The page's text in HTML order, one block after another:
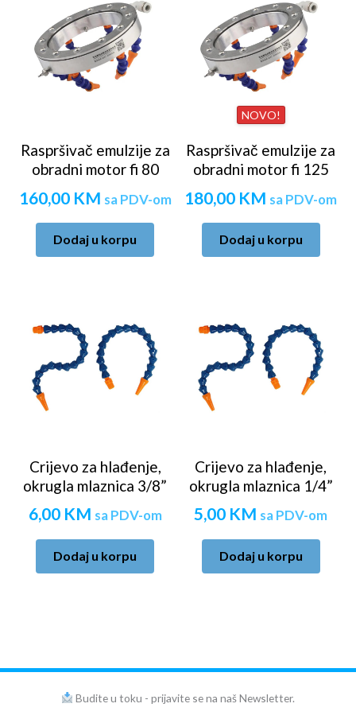
Raspršivač emulzije za
obradni motor fi 80
160,00 KM sa PDV-om
Dodaj u korpu
NOVO!
Raspršivač emulzije za
obradni motor fi 125
180,00 KM sa PDV-om
Dodaj u korpu
Crijevo za hlađenje,
okrugla mlaznica 3/8”
6,00 KM sa PDV-om
Dodaj u korpu
Crijevo za hlađenje,
okrugla mlaznica 1/4”
5,00 KM sa PDV-om
Dodaj u korpu
Budite u toku - prijavite se na naš Newsletter.